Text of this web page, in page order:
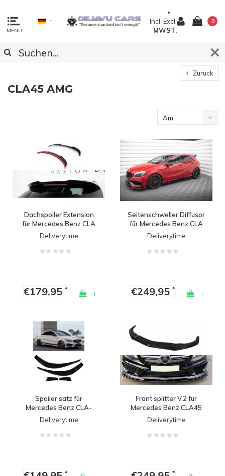
MENU
Incl. Excl.
MWST.
0
Zurück
CLA45 AMG
Am
Dachspoiler Extension
für Mercedes Benz CLA
Shooting Brake X117 45
AMG / AMG Line
Deliverytime
€179,95* +
Seitenschweller Diffusor
für Mercedes Benz CLA
Klasse C117 X117 AMG
Line / CLA 45 AMG & A
Klasse W176 AMG Line /
Deliverytime
€249,95* +
Spoiler satz für
Mercedes Benz CLA-
Klasse W117 / C117
Deliverytime
*
Front splitter V.2 für
Mercedes Benz CLA45
AMG C117 (PREFACE)
Deliverytime
*